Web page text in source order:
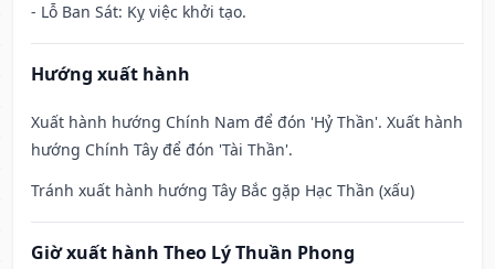
- Lỗ Ban Sát: Kỵ việc khởi tạo.
Hướng xuất hành
Xuất hành hướng Chính Nam để đón 'Hỷ Thần'. Xuất hành
hướng Chính Tây để đón 'Tài Thần'.
Tránh xuất hành hướng Tây Bắc gặp Hạc Thần (xấu)
Giờ xuất hành Theo Lý Thuần Phong